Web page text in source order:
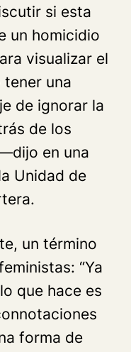
si esta
un homicidio
visualizar el
tener una
de ignorar la
de los
en una
Unidad de
un término
“Ya
que hace es
forma de